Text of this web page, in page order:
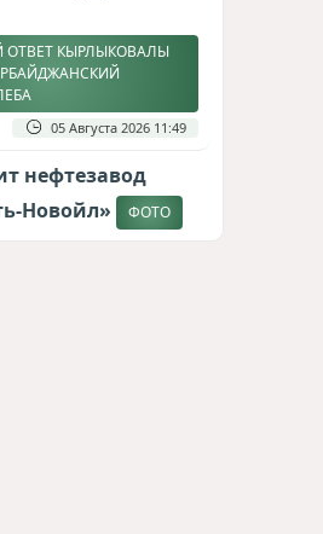
КЫРЛЫКОВАЛЫ
05 Августа 2026 11:49
нефтезавод
Новойл»
ФОТО